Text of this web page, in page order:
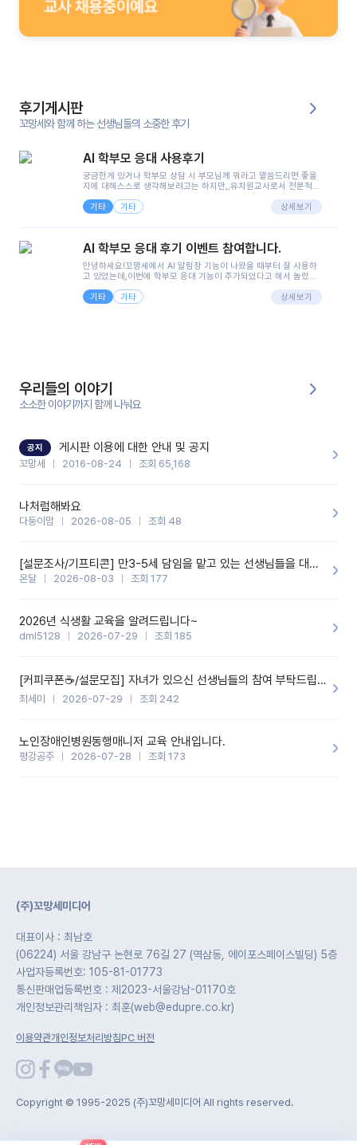
후기게시판
꼬망세와 함께 하는 선생님들의 소중한 후기
AI 학부모 응대 사용후기
궁금한게 있거나 학부모 상담 시 부모님께 뭐라고 말씀드리면 좋을
지에 대해스스로 생각해보려고는 하지만,,유치원교사로서 전문적인
려니 어려울때가...^^(저만 그런거 아니죠 ㅜㅜ)꼬망봇의 장점은 지
피티나 제미나이는 몇세이고 여자인지 남자인지 등그래도 좀 기본
정보를 제공하면서 물어봐야할 때가 있어그때마다 정보를 입력하는
으셔서 고민이 됐는데ai 학부모 응대를 써볼 수 있어서 좋았어요!앞
면..)그리고 제가 신입 때 이게 있었더라면 ㅜㅜㅜㅜ?응대 팁이 정말
좋은거 같아요지금은 그래도 아이들이 잘 이해 되지만초임 때는 정
말 어려워서 항상다른 선생님들께 도움을 요청했었거든요..ㅠ*일지
쓸 때도 좀 도움이 되는 거 같아요!
기타 기타 상세보기
AI 학부모 응대 후기 이벤트 참여합니다.
안녕하세요!꼬망세에서 AI 알림장 기능이 나왔을 때부터 잘 사용하
고 있었는데,이번에 학부모 응대 기능이 추가되었다고 해서 놀랐습
님 응대에 더 많은 부담을 느끼고 있습니다 ㅠㅠ이번에 제가 원에서
겪은 일과 학부모님께 전달드렸던 내용을 함께 보시고,저와 비슷한
을 많이 하는데,꼬망봇 덕분에 고민하는 시간을 줄이고 학부모님을
안심시킬 수 있었습니다.이 부분은 꼬망봇이 추가로 알려준 응대 tip
입니다.학부모님께 전화를 드리기 전에, 내용을 숙지하여 좀 더 전문
성 있는 교사가 되어 대화를 나눌 수 있었습니다.꼬망세 AI학부모 응
기능을 개발해 주셔서 감사합니다.
기타 기타 상세보기
우리들의 이야기
소소한 이야기까지 함께 나눠요
공지 게시판 이용에 대한 안내 및 공지
꼬망세 2016-08-24 조회 65,168
나처럼해봐요
다둥이맘 2026-08-05 조회 48
[설문조사/기프티콘] 만3-5세 담임을 맡고 있는 선생님들을 대상으로 설문조사를 합니다!
온달 2026-08-03 조회 177
2026년 식생활 교육을 알려드립니다~
dml5128 2026-07-29 조회 185
[커피쿠폰☕️/설문모집] 자녀가 있으신 선생님들의 참여 부탁드립니다!!
최세미 2026-07-29 조회 242
노인장애인병원동행매니저 교육 안내입니다.
평강공주 2026-07-28 조회 173
(주)꼬망세미디어
대표이사 : 최남호
(06224) 서울 강남구 논현로 76길 27 (역삼동, 에이포스페이스빌딩) 5층
사업자등록번호: 105-81-01773
통신판매업등록번호 : 제2023-서울강남-01170호
개인정보관리책임자 : 최훈(web@edupre.co.kr)
이용약관개인정보처리방침PC 버전
Copyright © 1995-2025 (주)꼬망세미디어 All rights reserved.